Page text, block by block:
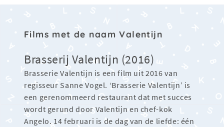
Films met de naam Valentijn
Brasserij Valentijn (2016)
Brasserie Valentijn is een film uit 2016 van
regisseur Sanne Vogel. ‘Brasserie Valentijn’ is
een gerenommeerd restaurant dat met succes
wordt gerund door Valentijn en chef-kok
Angelo. 14 februari is de dag van de liefde: één